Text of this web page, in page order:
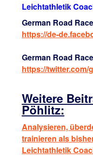
Leichtathletik
German Road
https://de-
German Road
https://twitter.com/
Weitere
Pöhlitz:
Analysieren,
trainieren als
Leichtathletik